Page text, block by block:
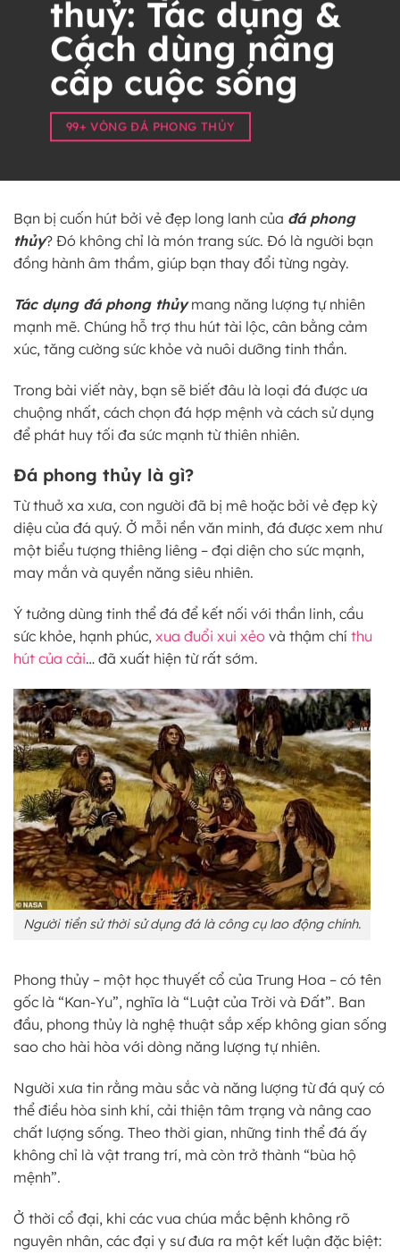
thuỷ: Tác dụng &
Cách dùng nâng
cấp cuộc sống
99+ VÒNG ĐÁ PHONG THỦY
Bạn bị cuốn hút bởi vẻ đẹp long lanh của đá phong
thủy? Đó không chỉ là món trang sức. Đó là người bạn
đồng hành âm thầm, giúp bạn thay đổi từng ngày.
Tác dụng đá phong thủymang năng lượng tự nhiên
mạnh mẽ. Chúng hỗ trợ thu hút tài lộc, cân bằng cảm
xúc, tăng cường sức khỏe và nuôi dưỡng tinh thần.
Trong bài viết này, bạn sẽ biết đâu là loại đá được ưa
chuộng nhất, cách chọn đá hợp mệnh và cách sử dụng
để phát huy tối đa sức mạnh từ thiên nhiên.
Đá phong thủy là gì?
Từ thuở xa xưa, con người đã bị mê hoặc bởi vẻ đẹp kỳ
diệu của đá quý. Ở mỗi nền văn minh, đá được xem như
một biểu tượng thiêng liêng – đại diện cho sức mạnh,
may mắn và quyền năng siêu nhiên.
Ý tưởng dùng tinh thể đá để kết nối với thần linh, cầu
sức khỏe, hạnh phúc, xua đuổi xui xẻo và thậm chí thu
hút của cải… đã xuất hiện từ rất sớm.
Người tiền sử thời sử dụng đá là công cụ lao động chính.
Phong thủy – một học thuyết cổ của Trung Hoa – có tên
gốc là “Kan-Yu”, nghĩa là “Luật của Trời và Đất”. Ban
đầu, phong thủy là nghệ thuật sắp xếp không gian sống
sao cho hài hòa với dòng năng lượng tự nhiên.
Người xưa tin rằng màu sắc và năng lượng từ đá quý có
thể điều hòa sinh khí, cải thiện tâm trạng và nâng cao
chất lượng sống. Theo thời gian, những tinh thể đá ấy
không chỉ là vật trang trí, mà còn trở thành “bùa hộ
mệnh”.
Ở thời cổ đại, khi các vua chúa mắc bệnh không rõ
nguyên nhân, các đại y sư đưa ra một kết luận đặc biệt: